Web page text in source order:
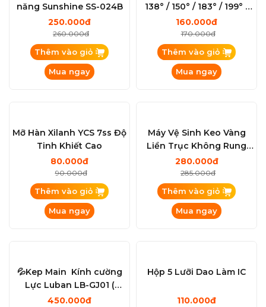
năng Sunshine SS-024B
250.000đ
260.000đ
Thêm vào giỏ
Mua ngay
138° / 150° / 183° / 199° /
217°
160.000đ
170.000đ
Thêm vào giỏ
Mua ngay
Mỡ Hàn Xilanh YCS 7ss Độ
Tinh Khiết Cao
80.000đ
90.000đ
Thêm vào giỏ
Mua ngay
Máy Vệ Sinh Keo Vàng
Liền Trục Không Rung
Lắc
280.000đ
285.000đ
Thêm vào giỏ
Mua ngay
💦Kep Main Kính cường
Lực Luban LB-GJ01 (
Trắng ) và LB-GL01 ( Tím )
450.000đ
Hộp 5 Lưỡi Dao Làm IC
110.000đ
Mới